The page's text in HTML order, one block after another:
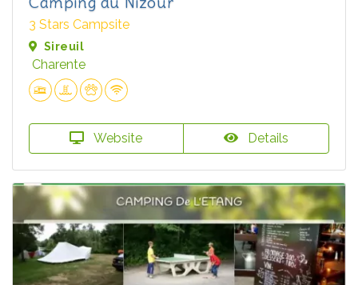
3 Stars Campsite
Sireuil
Charente
Website Details